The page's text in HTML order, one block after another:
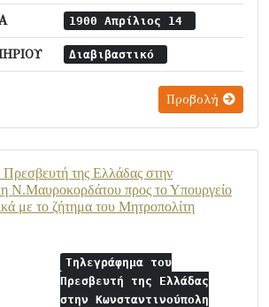
1900 Απρίλιος 14
Διαβιβαστικό
Προβολή
της Ελλάδας στην
Ν.Μαυροκορδάτου προς το Υπουργείο
με το ζήτημα του Μητροπολίτη
Τηλεγράφημα του
Πρεσβευτή της Ελλάδας
στην Κωνσταντινούπολη